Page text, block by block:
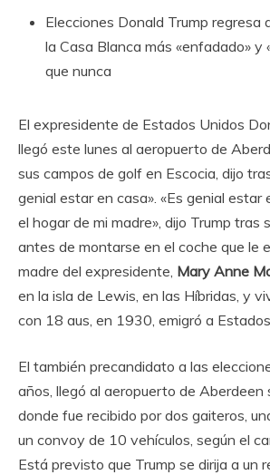
Elecciones Donald Trump regresa
la Casa Blanca más «enfadado» y
que nunca
El expresidente de Estados Unidos
llegó este lunes al aeropuerto de
sus campos de golf en Escocia, dijo
genial estar en casa». «Es genial estar
el hogar de mi madre», dijo Trump tras
antes de montarse en el coche que le
madre del expresidente, Mary Anne
en la isla de Lewis, en las Híbridas, y
con 18 aus, en 1930, emigró a
El también precandidato a las
años, llegó al aeropuerto de Aberdeen
donde fue recibido por dos gaiteros,
un convoy de 10 vehículos, según el
Está previsto que Trump se dirija a un